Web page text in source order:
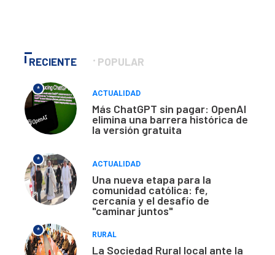
RECIENTE POPULAR
*
ACTUALIDAD
Más ChatGPT sin pagar: OpenAI
elimina una barrera histórica de
la versión gratuita
*
ACTUALIDAD
Una nueva etapa para la
comunidad católica: fe,
cercanía y el desafío de
"caminar juntos"
*
RURAL
La Sociedad Rural local ante la